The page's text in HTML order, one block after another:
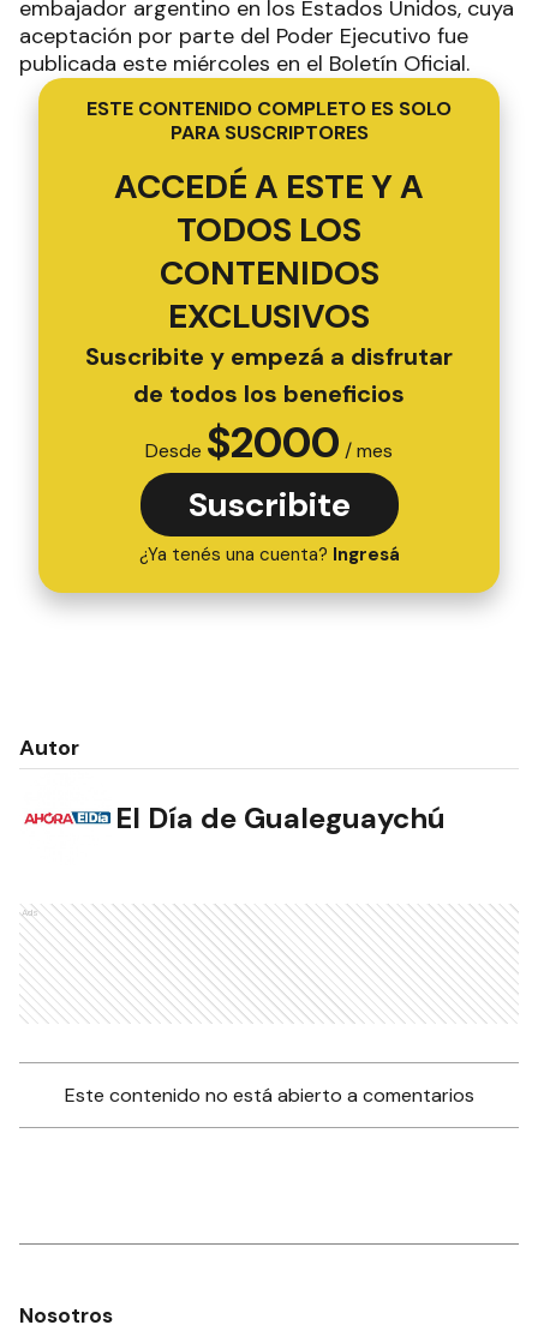
embajador argentino en los Estados Unidos, cuya
aceptación por parte del Poder Ejecutivo fue
publicada este miércoles en el Boletín Oficial.
ESTE CONTENIDO COMPLETO ES SOLO
PARA SUSCRIPTORES
ACCEDÉ A ESTE Y A
TODOS LOS
CONTENIDOS
EXCLUSIVOS
Suscribite y empezá a disfrutar
de todos los beneficios
Desde $2000 / mes
Suscribite
¿Ya tenés una cuenta? Ingresá
Autor
El Día de Gualeguaychú
Ads
Este contenido no está abierto a comentarios
Nosotros